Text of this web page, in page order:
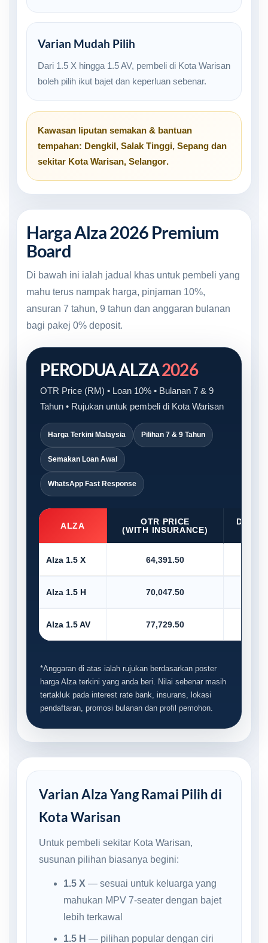
Varian Mudah Pilih
Dari 1.5 X hingga 1.5 AV, pembeli di Kota Warisan
boleh pilih ikut bajet dan keperluan sebenar.
Kawasan liputan semakan & bantuan
tempahan: Dengkil, Salak Tinggi, Sepang dan
sekitar Kota Warisan, Selangor.
Harga Alza 2026 Premium
Board
Di bawah ini ialah jadual khas untuk pembeli yang
mahu terus nampak harga, pinjaman 10%,
ansuran 7 tahun, 9 tahun dan anggaran bulanan
bagi pakej 0% deposit.
PERODUA ALZA2026
OTR Price (RM) • Loan 10% • Bulanan 7 & 9
Tahun • Rujukan untuk pembeli di Kota Warisan
Harga Terkini Malaysia Pilihan 7 & 9 Tahun
Semakan Loan Awal
WhatsApp Fast Response
ALZA
OTR PRICE
(WITH INSURANCE)
D/
Alza 1.5 X 64,391.50
Alza 1.5 H 70,047.50
Alza 1.5 AV 77,729.50
*Anggaran di atas ialah rujukan berdasarkan poster
harga Alza terkini yang anda beri. Nilai sebenar masih
tertakluk pada interest rate bank, insurans, lokasi
pendaftaran, promosi bulanan dan profil pemohon.
Varian Alza Yang Ramai Pilih di
Kota Warisan
Untuk pembeli sekitar Kota Warisan,
susunan pilihan biasanya begini:
1.5 X — sesuai untuk keluarga yang
mahukan MPV 7-seater dengan bajet
lebih terkawal
1.5 H — pilihan popular dengan ciri